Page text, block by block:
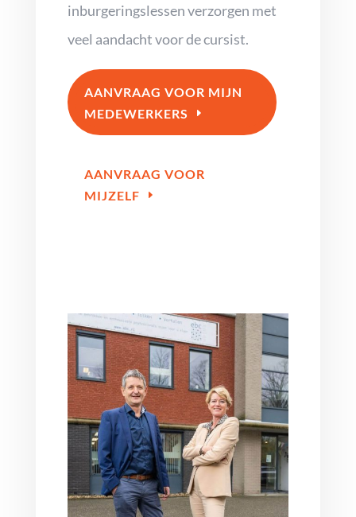
inburgeringslessen verzorgen met
veel aandacht voor de cursist.
AANVRAAG VOOR MIJN
MEDEWERKERS
AANVRAAG VOOR
MIJZELF